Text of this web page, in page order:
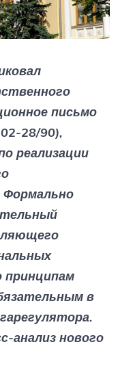
письмо
28/90),
реализации
Формально
принципам
в
анализ нового